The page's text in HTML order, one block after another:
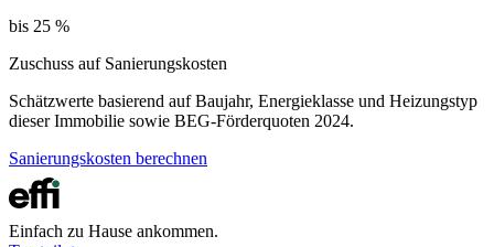
bis 25 %
Zuschuss auf Sanierungskosten
Schätzwerte basierend auf Baujahr, Energieklasse und Heizungstyp
dieser Immobilie sowie BEG-Förderquoten 2024.
Sanierungskosten berechnen
Einfach zu Hause ankommen.